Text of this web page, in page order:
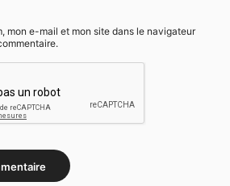
mon e-mail et mon site dans le navigateur